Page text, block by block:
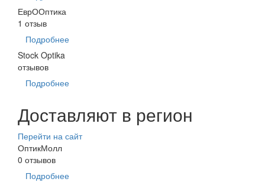
ЕврООптика
1 отзыв
Подробнее
Stock Optika
отзывов
Подробнее
Доставляют в регион
Перейти на сайт
ОптикМолл
0 отзывов
Подробнее